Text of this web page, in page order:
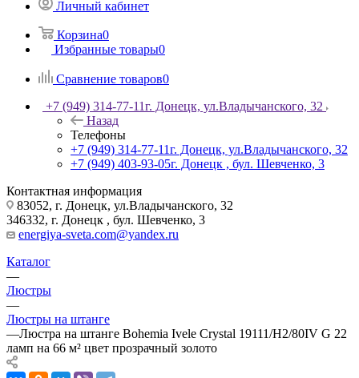
Личный кабинет
Корзина0
Избранные товары0
Сравнение товаров0
+7 (949) 314-77-11г. Донецк, ул.Владычанского, 32
Назад
Телефоны
+7 (949) 314-77-11г. Донецк, ул.Владычанского, 32
+7 (949) 403-93-05г. Донецк , бул. Шевченко, 3
Контактная информация
83052, г. Донецк, ул.Владычанского, 32
346332, г. Донецк , бул. Шевченко, 3
energiya-sveta.com@yandex.ru
Каталог
—
Люстры
—
Люстры на штанге
—Люстра на штанге Bohemia Ivele Crystal 19111/H2/80IV G 22
ламп на 66 м² цвет прозрачный золото